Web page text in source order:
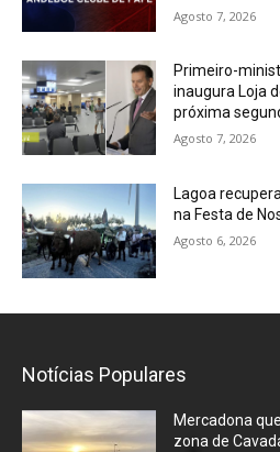
Agosto 7, 2026
Primeiro-
inaugura Loja
próxima
Agosto 7, 2026
Lagoa
na Festa de
Agosto 6, 2026
Notícias Populares
Mercadona
zona de